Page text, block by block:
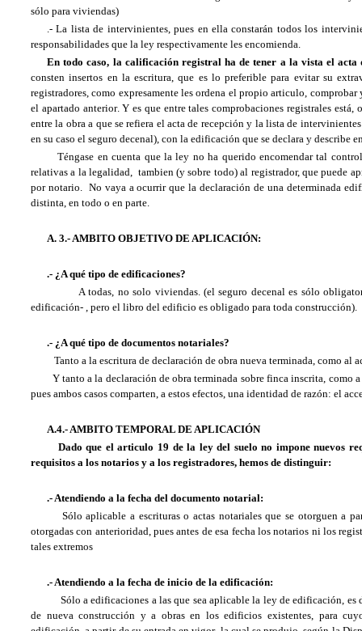
sólo para viviendas)
.- La lista de intervinientes, pues en ella constarán todos los
responsabilidades que la ley respectivamente les encomienda.
En todo caso, la calificación registral ha de tener a la vista el
consten insertos en la escritura, que es lo preferible para evitar su
registradores, como expresamente les ordena el propio articulo,
el apartado anterior. Y es que entre tales comprobaciones registrales
entre la obra a que se refiera el acta de recepción y la lista de
en su caso el seguro decenal), con la edificación que se declara y describe
Téngase en cuenta que la ley no ha querido encomendar tal
relativas a la legalidad, tambien (y sobre todo) al registrador, que puede
por notario. No vaya a ocurrir que la declaración de una determinada
distinta, en todo o en parte.
A. 3.- AMBITO OBJETIVO DE APLICACIÓN:
.- ¿A qué tipo de edificaciones?
A todas, no solo viviendas. (el seguro decenal es sólo
edificación- , pero el libro del edificio es obligado para toda construcción).
.- ¿A qué tipo de documentos notariales?
Tanto a la escritura de declaración de obra nueva terminada, como al
Y tanto a la declaración de obra terminada sobre finca inscrita, como
pues ambos casos comparten, a estos efectos, una identidad de razón: el
A.4.- AMBITO TEMPORAL DE APLICACIÓN
Dado que el articulo 19 de la ley del suelo no impone nuevos
requisitos a los notarios y a los registradores, hemos de distinguir:
.- Atendiendo a la fecha del documento notarial:
Sólo aplicable a escrituras o actas notariales que se otorguen a
otorgadas con anterioridad, pues antes de esa fecha los notarios ni los
tales extremos
.- Atendiendo a la fecha de inicio de la edificación:
Sólo a edificaciones a las que sea aplicable la ley de edificación, es
de nueva construcción y a obras en los edificios existentes, para